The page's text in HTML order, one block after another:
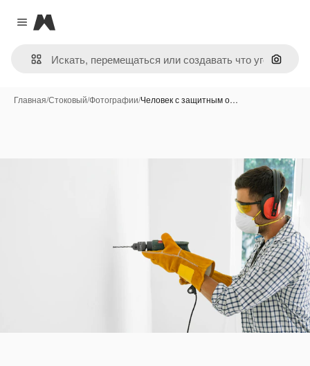
Close menu
Magnific
Поиск
Главная/Стоковый/Фотографии/Человек с защитным о…